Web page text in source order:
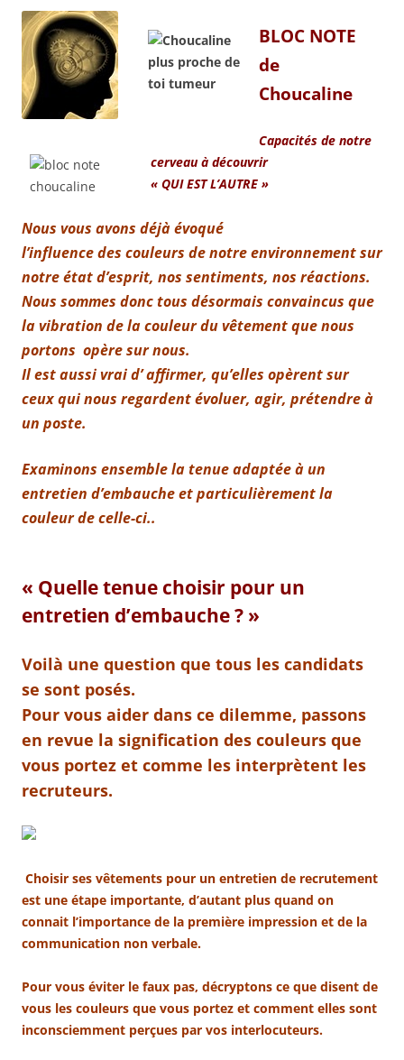
BLOC NOTE
de
Choucaline
Capacités de notre
cerveau à découvrir
« QUI EST L’AUTRE »
Nous vous avons déjà évoqué
l’influence des couleurs de notre environnement sur
notre état d’esprit, nos sentiments, nos réactions.
Nous sommes donc tous désormais convaincus que
la vibration de la couleur du vêtement que nous
portons opère sur nous.
Il est aussi vrai d’ affirmer, qu’elles opèrent sur
ceux qui nous regardent évoluer, agir, prétendre à
un poste.
Examinons ensemble la tenue adaptée à un
entretien d’embauche et particulièrement la
couleur de celle-ci..
« Quelle tenue choisir pour un
entretien d’embauche ? »
Voilà une question que tous les candidats
se sont posés.
Pour vous aider dans ce dilemme, passons
en revue la signification des couleurs que
vous portez et comme les interprètent les
recruteurs.
Choisir ses vêtements pour un entretien de recrutement
est une étape importante, d’autant plus quand on
connait l’importance de la première impression et de la
communication non verbale.
Pour vous éviter le faux pas, décryptons ce que disent de
vous les couleurs que vous portez et comment elles sont
inconsciemment perçues par vos interlocuteurs.